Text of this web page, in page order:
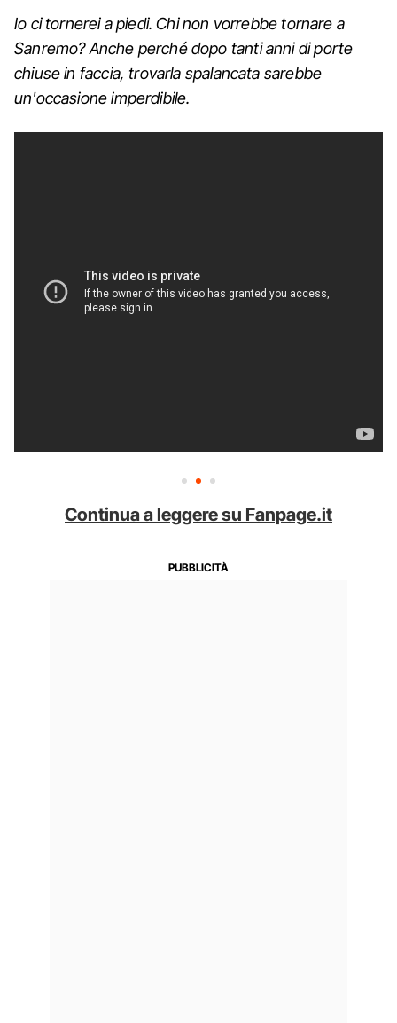
Io ci tornerei a piedi. Chi non vorrebbe tornare a
Sanremo? Anche perché dopo tanti anni di porte
chiuse in faccia, trovarla spalancata sarebbe
un'occasione imperdibile.
Continua a leggere su Fanpage.it